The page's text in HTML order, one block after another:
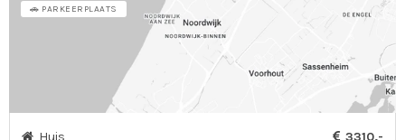
🚗 PARKEERPLAATS